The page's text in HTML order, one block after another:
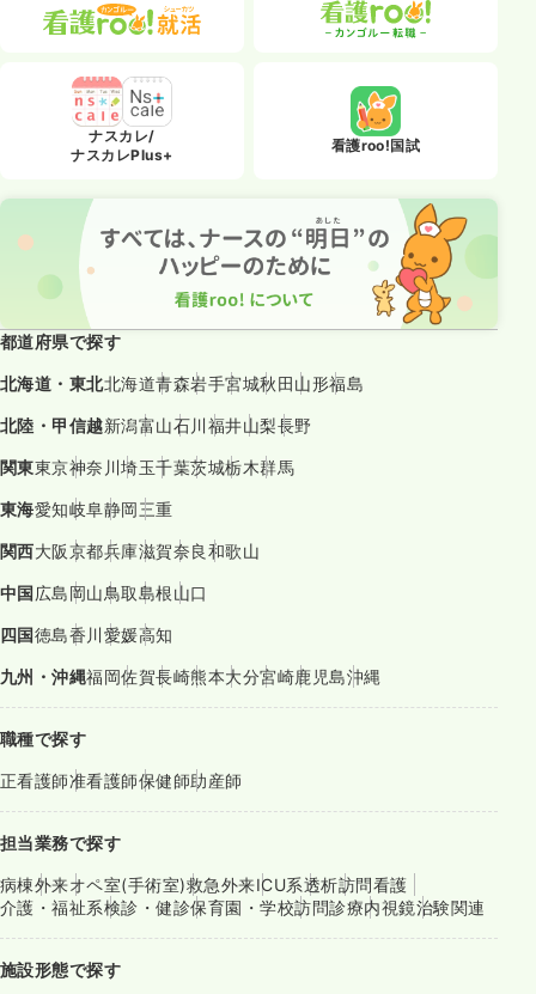
ナスカレ/
ナスカレPlus+
看護roo!国試
都道府県で探す
北海道・東北北海道青森岩手宮城秋田山形福島
北陸・甲信越新潟富山石川福井山梨長野
関東東京神奈川埼玉千葉茨城栃木群馬
東海愛知岐阜静岡三重
関西大阪京都兵庫滋賀奈良和歌山
中国広島岡山鳥取島根山口
四国徳島香川愛媛高知
九州・沖縄福岡佐賀長崎熊本大分宮崎鹿児島沖縄
職種で探す
正看護師准看護師保健師助産師
担当業務で探す
病棟外来オペ室(手術室)救急外来ICU系透析訪問看護
介護・福祉系検診・健診保育園・学校訪問診療内視鏡治験関連
施設形態で探す